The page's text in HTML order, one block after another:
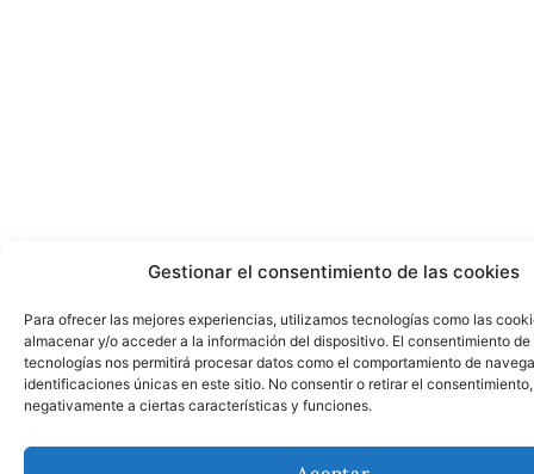
Gestionar el consentimiento de las cookies
Para ofrecer las mejores experiencias, utilizamos tecnologías como las
almacenar y/o acceder a la información del dispositivo. El consentimiento de
tecnologías nos permitirá procesar datos como el comportamiento de
identificaciones únicas en este sitio. No consentir o retirar el
negativamente a ciertas características y funciones.